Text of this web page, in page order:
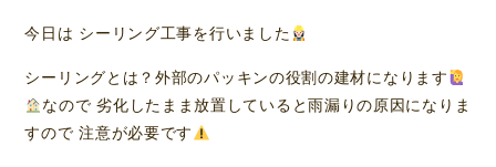
今日は シーリング工事を行いました
シーリングとは？外部のパッキンの役割の建材になります
なので 劣化したまま放置していると雨漏りの原因になりま
すので 注意が必要です